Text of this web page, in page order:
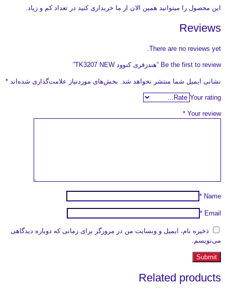
این محصول را میتوانید همین الان از ما خریداری کنید در تعداد کم و زیاد.
Reviews
There are no reviews yet.
Be the first to review “هندزفری کنوود TK3207 NEW”
نشانی ایمیل شما منتشر نخواهد شد. بخش‌های موردنیاز علامت‌گذاری شده‌اند *
Your rating
Your review
*
Name
*
Email
*
ذخیره نام، ایمیل و وبسایت من در مرورگر برای زمانی که دوباره دیدگاهی
می‌نویسم.
Related products